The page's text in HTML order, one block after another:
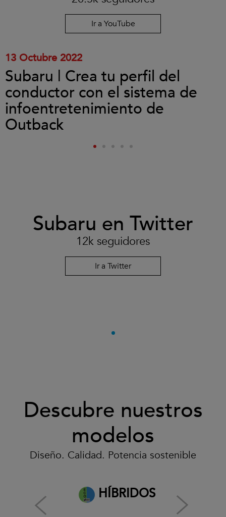
Ir a YouTube
13 Octubre 2022
Subaru | Crea tu perfil del
conductor con el sistema de
infoentretenimiento de
Outback
Subaru en Twitter
12k seguidores
Ir a Twitter
Descubre nuestros
modelos
Diseño. Calidad. Potencia sostenible
HÍBRIDOS